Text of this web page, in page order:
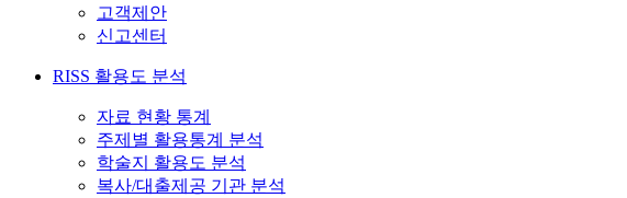
고객제안
신고센터
RISS 활용도 분석
자료 현황 통계
주제별 활용통계 분석
학술지 활용도 분석
복사/대출제공 기관 분석